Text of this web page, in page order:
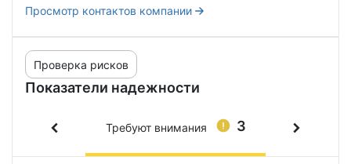
Просмотр контактов компании
Показатели надежности
Проверка рисков
3
Требуют внимания